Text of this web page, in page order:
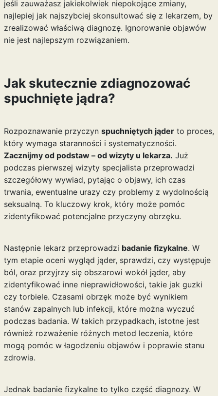
jeśli zauważasz jakiekolwiek niepokojące zmiany,
najlepiej jak najszybciej skonsultować się z lekarzem, by
zrealizować właściwą diagnozę. Ignorowanie objawów
nie jest najlepszym rozwiązaniem.
Jak skutecznie zdiagnozować
spuchnięte jądra?
Rozpoznawanie przyczyn spuchniętych jąderto proces,
który wymaga staranności i systematyczności.
Zacznijmy od podstaw – od wizyty u lekarza. Już
podczas pierwszej wizyty specjalista przeprowadzi
szczegółowy wywiad, pytając o objawy, ich czas
trwania, ewentualne urazy czy problemy z wydolnością
seksualną. To kluczowy krok, który może pomóc
zidentyfikować potencjalne przyczyny obrzęku.
Następnie lekarz przeprowadzi badanie fizykalne. W
tym etapie oceni wygląd jąder, sprawdzi, czy występuje
ból, oraz przyjrzy się obszarowi wokół jąder, aby
zidentyfikować inne nieprawidłowości, takie jak guzki
czy torbiele. Czasami obrzęk może być wynikiem
stanów zapalnych lub infekcji, które można wyczuć
podczas badania. W takich przypadkach, istotne jest
również rozważenie różnych metod leczenia, które
mogą pomóc w łagodzeniu objawów i poprawie stanu
zdrowia.
Jednak badanie fizykalne to tylko część diagnozy. W